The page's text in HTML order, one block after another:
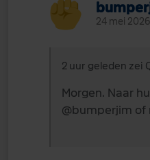
24 mei 2026
2 uur geleden zei
Morgen. Naar
@bumperjim of